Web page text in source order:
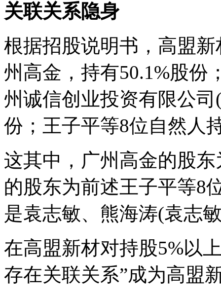
关联关系隐身
根据招股说明书，高盟
州高金，持有50.1%股份
州诚信创业投资有限公司
份；王子平等8位自然人
这其中，广州高金的股
的股东为前述王子平等8
是袁志敏、熊海涛(袁志
在高盟新材对持股5%以
存在关联关系”成为高盟